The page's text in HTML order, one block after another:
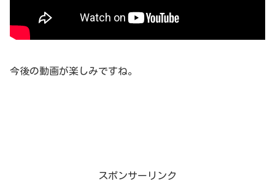
今後の動画が楽しみですね。
スポンサーリンク